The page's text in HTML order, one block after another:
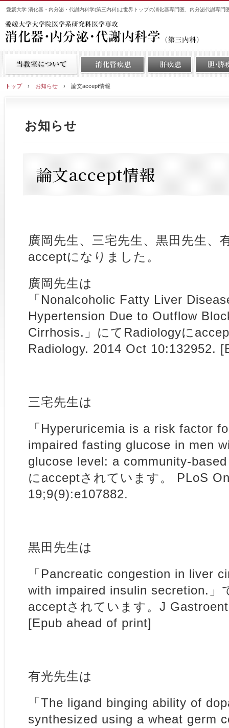
愛媛大学 消化器・内分泌・代謝内科学(第三内科)は世界トップの消化器専門医、内分泌代謝専門
トップ› お知らせ › 論文accept情報
お知らせ
論文accept情報
廣岡先生、三宅先生、黒田先生、
acceptになりました。
廣岡先生は
「Nonalcoholic Fatty Liver
Hypertension Due to Outflow
Cirrhosis.」にてRadiologyに
Radiology. 2014 Oct 10:132952.
三宅先生は
「Hyperuricemia is a risk factor
impaired fasting glucose in men
glucose level: a community-
にacceptされています。 PLoS
19;9(9):e107882.
黒田先生は
「Pancreatic congestion in liver
with impaired insulin secretion.」
acceptされています。J
[Epub ahead of print]
有光先生は
「The ligand binging ability of
synthesized using a wheat germ